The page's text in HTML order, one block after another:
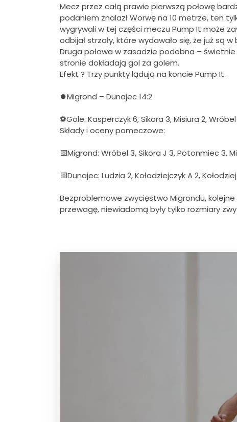
Mecz przez całą prawie pierwszą połowę
podaniem znalazł Worwę na 10 metrze, ten
wygrywali w tej części meczu Pump It może
odbijał strzały, które wydawało się, że już są
Druga połowa w zasadzie podobna –
stronie dokładają gol za golem.
Efekt ? Trzy punkty lądują na koncie Pump It.
⏺Migrond – Dunajec 14:2
⚽Gole: Kasperczyk 6, Sikora 3, Misiura 2, Wróbel
Składy i oceny pomeczowe:
🟨Migrond: Wróbel 3, Sikora J 3, Potonmiec 3,
🟨Dunajec: Ludzia 2, Kołodziejczyk A 2,
Bezproblemowe zwycięstwo Migrondu,
przewagę, niewiadomą były tylko rozmiary